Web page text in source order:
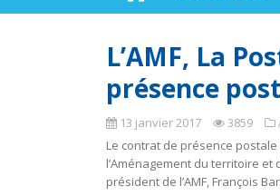
L’AMF, La
présence
13 janvier 2017 3859
Le contrat de présence
l’Aménagement du territoire et
président de l’AMF, François